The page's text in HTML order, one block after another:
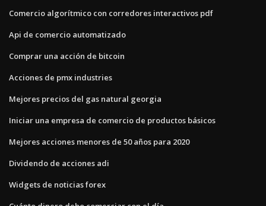
Comercio algorítmico con corredores interactivos pdf
Api de comercio automatizado
Comprar una acción de bitcoin
Acciones de pmx industries
Mejores precios del gas natural georgia
Iniciar una empresa de comercio de productos básicos
Mejores acciones menores de 50 años para 2020
Dividendo de acciones adi
Widgets de noticias forex